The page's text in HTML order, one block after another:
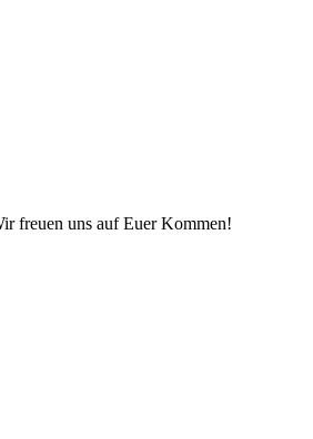
freuen uns auf Euer Kommen!